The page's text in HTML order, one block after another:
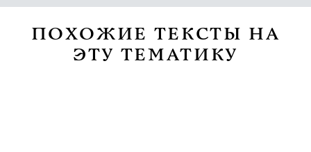
ПОХОЖИЕ ТЕКСТЫ НА
ЭТУ ТЕМАТИКУ